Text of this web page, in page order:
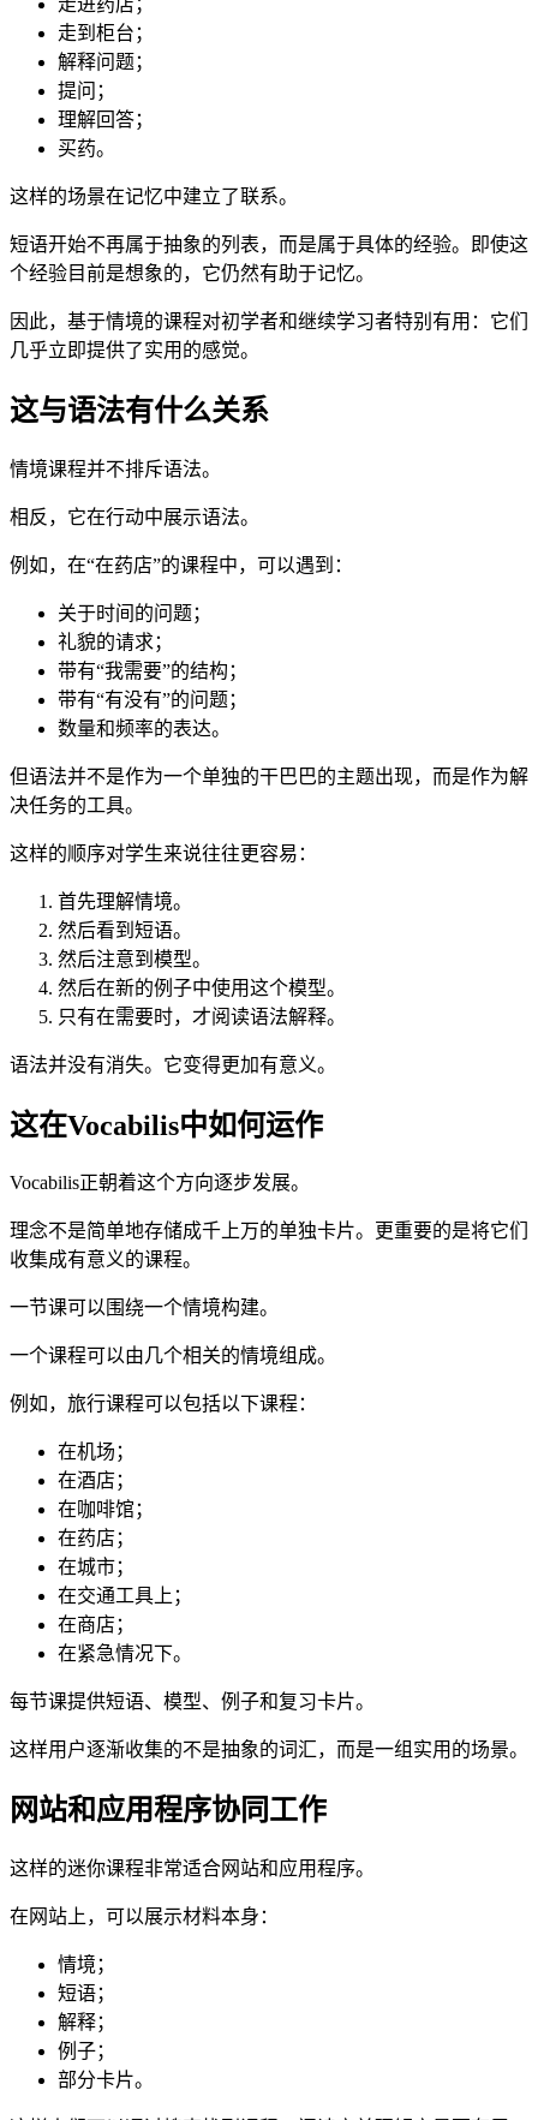
走到柜台；
解释问题；
提问；
理解回答；
买药。
这样的场景在记忆中建立了联系。
短语开始不再属于抽象的列表，而是属于具体的经验。即使这
个经验目前是想象的，它仍然有助于记忆。
因此，基于情境的课程对初学者和继续学习者特别有用：它们
几乎立即提供了实用的感觉。
这与语法有什么关系
情境课程并不排斥语法。
相反，它在行动中展示语法。
例如，在“在药店”的课程中，可以遇到：
关于时间的问题；
礼貌的请求；
带有“我需要”的结构；
带有“有没有”的问题；
数量和频率的表达。
但语法并不是作为一个单独的干巴巴的主题出现，而是作为解
决任务的工具。
这样的顺序对学生来说往往更容易：
首先理解情境。
然后看到短语。
然后注意到模型。
然后在新的例子中使用这个模型。
只有在需要时，才阅读语法解释。
语法并没有消失。它变得更加有意义。
这在Vocabilis中如何运作
Vocabilis正朝着这个方向逐步发展。
理念不是简单地存储成千上万的单独卡片。更重要的是将它们
收集成有意义的课程。
一节课可以围绕一个情境构建。
一个课程可以由几个相关的情境组成。
例如，旅行课程可以包括以下课程：
在机场；
在酒店；
在咖啡馆；
在药店；
在城市；
在交通工具上；
在商店；
在紧急情况下。
每节课提供短语、模型、例子和复习卡片。
这样用户逐渐收集的不是抽象的词汇，而是一组实用的场景。
网站和应用程序协同工作
这样的迷你课程非常适合网站和应用程序。
在网站上，可以展示材料本身：
情境；
短语；
解释；
例子；
部分卡片。